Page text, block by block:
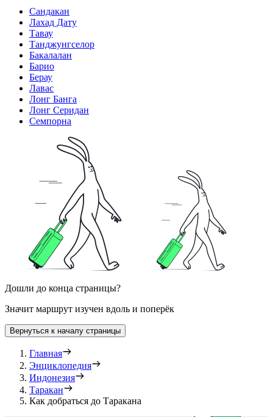
Сандакан
Лахад Дату
Тавау
Танджунгселор
Бакалалан
Барио
Берау
Лавас
Лонг Банга
Лонг Серидан
Семпорна
Дошли до конца страницы?
Значит маршрут изучен вдоль и поперёк
Вернуться к началу страницы
Главная
Энциклопедия
Индонезия
Таракан
Как добраться до Таракана